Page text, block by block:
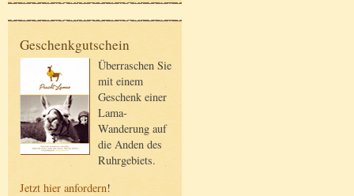
Geschenkgutschein
Überraschen Sie
mit einem
Geschenk einer
Lama-
Wanderung auf
die Anden des
Ruhrgebiets.
Jetzt hier anfordern!